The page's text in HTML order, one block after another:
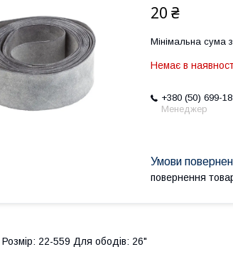
20 ₴
Мінімальна сума
Немає в
+380 (50) 699-
Менеджер
повернення
22-559 Для ободів: 26"